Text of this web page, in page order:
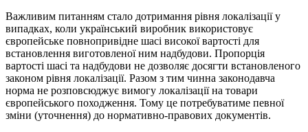
Важливим питанням стало дотримання рівня локалізації у
випадках, коли український виробник використовує
європейське повнопривідне шасі високої вартості для
встановлення виготовленої ним надбудови. Пропорція
вартості шасі та надбудови не дозволяє досягти встановленого
законом рівня локалізації. Разом з тим чинна законодавча
норма не розповсюджує вимогу локалізації на товари
європейського походження. Тому це потребуватиме певної
зміни (уточнення) до нормативно-правових документів.